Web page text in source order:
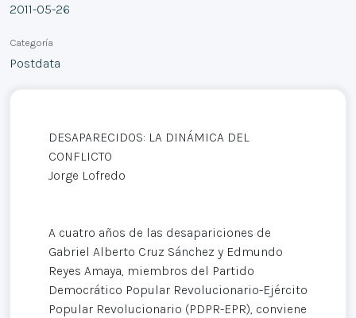
2011-05-26
Categoría
Postdata
DESAPARECIDOS: LA DINÁMICA DEL
CONFLICTO
Jorge Lofredo
A cuatro años de las desapariciones de
Gabriel Alberto Cruz Sánchez y Edmundo
Reyes Amaya, miembros del Partido
Democrático Popular Revolucionario-Ejército
Popular Revolucionario (PDPR-EPR), conviene